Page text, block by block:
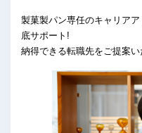
製菓製パン専任のキャリア
底サポート!
納得できる転職先をご提案い